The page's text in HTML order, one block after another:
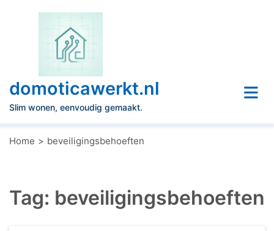
domoticawerkt.nl
Slim wonen, eenvoudig gemaakt.
Home beveiligingsbehoeften
Tag: beveiligingsbehoeften